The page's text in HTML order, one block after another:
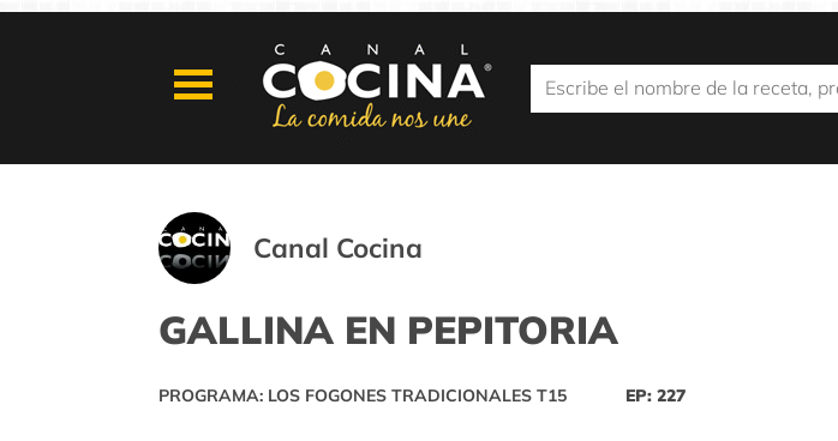
Canal Cocina
GALLINA EN PEPITORIA
PROGRAMA: LOS FOGONES TRADICIONALES T15 EP: 227